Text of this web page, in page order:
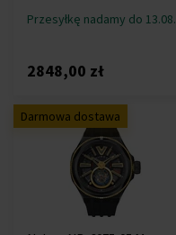
Przesyłkę nadamy do 13.08.
2848,00 zł
Darmowa dostawa